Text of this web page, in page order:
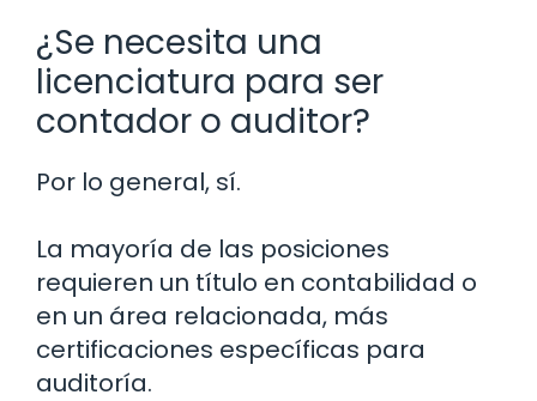
¿Se necesita una
licenciatura para ser
contador o auditor?
Por lo general, sí.
La mayoría de las posiciones
requieren un título en contabilidad o
en un área relacionada, más
certificaciones específicas para
auditoría.